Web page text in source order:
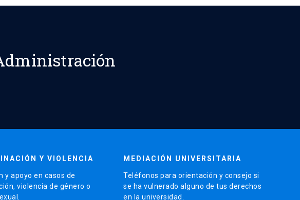
Y VIOLENCIA
y apoyo en casos de
violencia de género o
MEDIACIÓN UNIVERSITARIA
Teléfonos para orientación y consejo si
se ha vulnerado alguno de tus derechos
en la universidad.